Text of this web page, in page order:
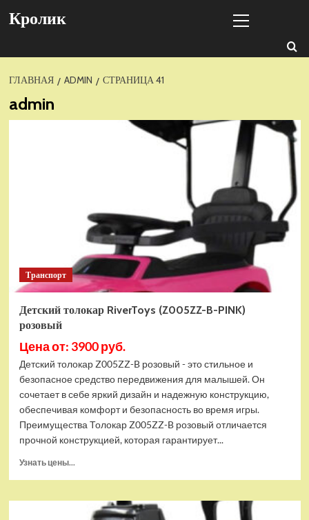
Кролик
меню
ГЛАВНАЯ ADMIN СТРАНИЦА 41
admin
Транспорт
Детский толокар RiverToys (Z005ZZ-B-PINK)
розовый
Цена от: 3900 руб.
Детский толокар Z005ZZ-B розовый - это стильное и
безопасное средство передвижения для малышей. Он
сочетает в себе яркий дизайн и надежную конструкцию,
обеспечивая комфорт и безопасность во время игры.
Преимущества Толокар Z005ZZ-B розовый отличается
прочной конструкцией, которая гарантирует...
Узнать цены...
Детский
толокар